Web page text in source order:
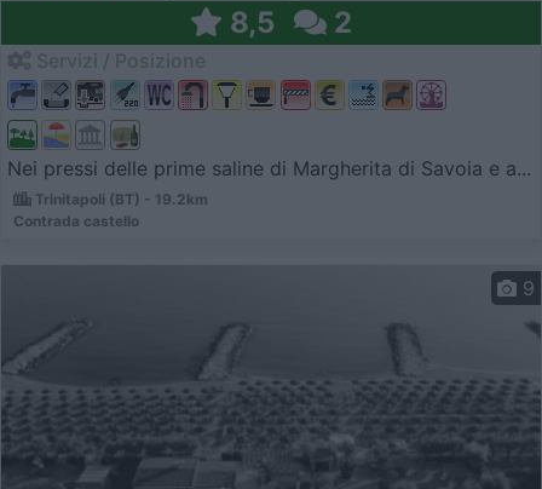
8,5 2
Nei pressi delle prime saline di Margherita di Savoia e a...
Trinitapoli (BT) - 19.2km
Contrada castello
9